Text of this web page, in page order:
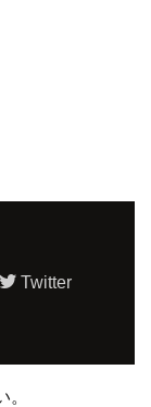
Twitter